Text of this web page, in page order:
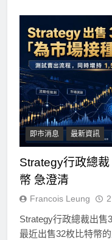
即市消息 最新資訊
Strategy行政總
幣 急澄清
Francois Leung
Strategy行政總裁出售
最近出售32枚比特幣